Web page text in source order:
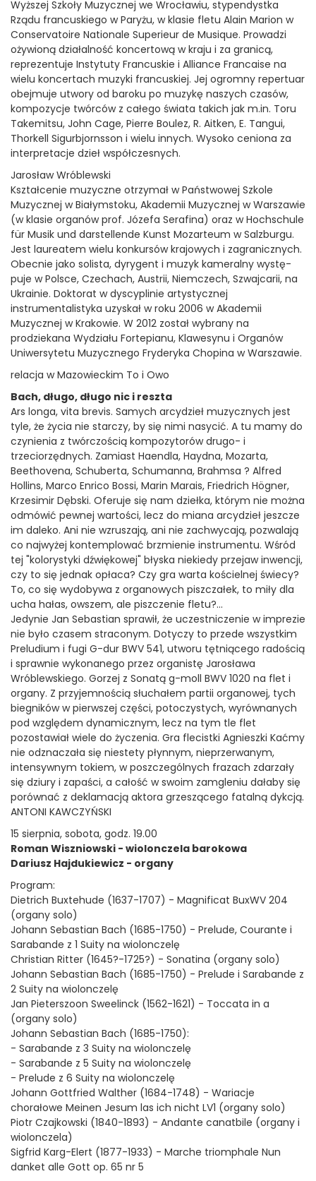
Wyższej Szkoły Muzycznej we Wrocławiu, stypendystka
Rządu francuskiego w Paryżu, w klasie fletu Alain Marion w
Conservatoire Nationale Superieur de Musique. Prowadzi
ożywioną działalność koncertową w kraju i za granicą,
reprezentuje Instytuty Francuskie i Alliance Francaise na
wielu koncertach muzyki francuskiej. Jej ogromny repertuar
obejmuje utwory od baroku po muzykę naszych czasów,
kompozycje twórców z całego świata takich jak m.in. Toru
Takemitsu, John Cage, Pierre Boulez, R. Aitken, E. Tangui,
Thorkell Sigurbjornsson i wielu innych. Wysoko ceniona za
interpretacje dzieł współczesnych.
Jarosław Wróblewski
Kształcenie muzyczne otrzymał w Państwowej Szkole
Muzycznej w Białymstoku, Akademii Muzycznej w Warszawie
(w klasie organów prof. Józefa Serafina) oraz w Hochschule
für Musik und darstellende Kunst Mozarteum w Salzburgu.
Jest laureatem wielu konkursów krajowych i zagranicznych.
Obecnie jako solista, dyrygent i muzyk kameralny wystę-
puje w Polsce, Czechach, Austrii, Niemczech, Szwajcarii, na
Ukrainie. Doktorat w dyscyplinie artystycznej
instrumentalistyka uzyskał w roku 2006 w Akademii
Muzycznej w Krakowie. W 2012 został wybrany na
prodziekana Wydziału Fortepianu, Klawesynu i Organów
Uniwersytetu Muzycznego Fryderyka Chopina w Warszawie.
relacja w Mazowieckim To i Owo
Bach, długo, długo nic i reszta
Ars longa, vita brevis. Samych arcydzieł muzycznych jest
tyle, że życia nie starczy, by się nimi nasycić. A tu mamy do
czynienia z twórczością kompozytorów drugo- i
trzeciorzędnych. Zamiast Haendla, Haydna, Mozarta,
Beethovena, Schuberta, Schumanna, Brahmsa ? Alfred
Hollins, Marco Enrico Bossi, Marin Marais, Friedrich Högner,
Krzesimir Dębski. Oferuje się nam dziełka, którym nie można
odmówić pewnej wartości, lecz do miana arcydzieł jeszcze
im daleko. Ani nie wzruszają, ani nie zachwycają, pozwalają
co najwyżej kontemplować brzmienie instrumentu. Wśród
tej "kolorystyki dźwiękowej" błyska niekiedy przejaw inwencji,
czy to się jednak opłaca? Czy gra warta kościelnej świecy?
To, co się wydobywa z organowych piszczałek, to miły dla
ucha hałas, owszem, ale piszczenie fletu?...
Jedynie Jan Sebastian sprawił, że uczestniczenie w imprezie
nie było czasem straconym. Dotyczy to przede wszystkim
Preludium i fugi G-dur BWV 541, utworu tętniącego radością
i sprawnie wykonanego przez organistę Jarosława
Wróblewskiego. Gorzej z Sonatą g-moll BWV 1020 na flet i
organy. Z przyjemnością słuchałem partii organowej, tych
biegników w pierwszej części, potoczystych, wyrównanych
pod względem dynamicznym, lecz na tym tle flet
pozostawiał wiele do życzenia. Gra flecistki Agnieszki Kaćmy
nie odznaczała się niestety płynnym, nieprzerwanym,
intensywnym tokiem, w poszczególnych frazach zdarzały
się dziury i zapaści, a całość w swoim zamgleniu dałaby się
porównać z deklamacją aktora grzeszącego fatalną dykcją.
ANTONI KAWCZYŃSKI
15 sierpnia, sobota, godz. 19.00
Roman Wiszniowski - wiolonczela barokowa
Dariusz Hajdukiewicz - organy
Program:
Dietrich Buxtehude (1637-1707) - Magnificat BuxWV 204
(organy solo)
Johann Sebastian Bach (1685-1750) - Prelude, Courante i
Sarabande z 1 Suity na wiolonczelę
Christian Ritter (1645?-1725?) - Sonatina (organy solo)
Johann Sebastian Bach (1685-1750) - Prelude i Sarabande z
2 Suity na wiolonczelę
Jan Pieterszoon Sweelinck (1562-1621) - Toccata in a
(organy solo)
Johann Sebastian Bach (1685-1750):
- Sarabande z 3 Suity na wiolonczelę
- Sarabande z 5 Suity na wiolonczelę
- Prelude z 6 Suity na wiolonczelę
Johann Gottfried Walther (1684-1748) - Wariacje
chorałowe Meinen Jesum las ich nicht LV1 (organy solo)
Piotr Czajkowski (1840-1893) - Andante canatbile (organy i
wiolonczela)
Sigfrid Karg-Elert (1877-1933) - Marche triomphale Nun
danket alle Gott op. 65 nr 5